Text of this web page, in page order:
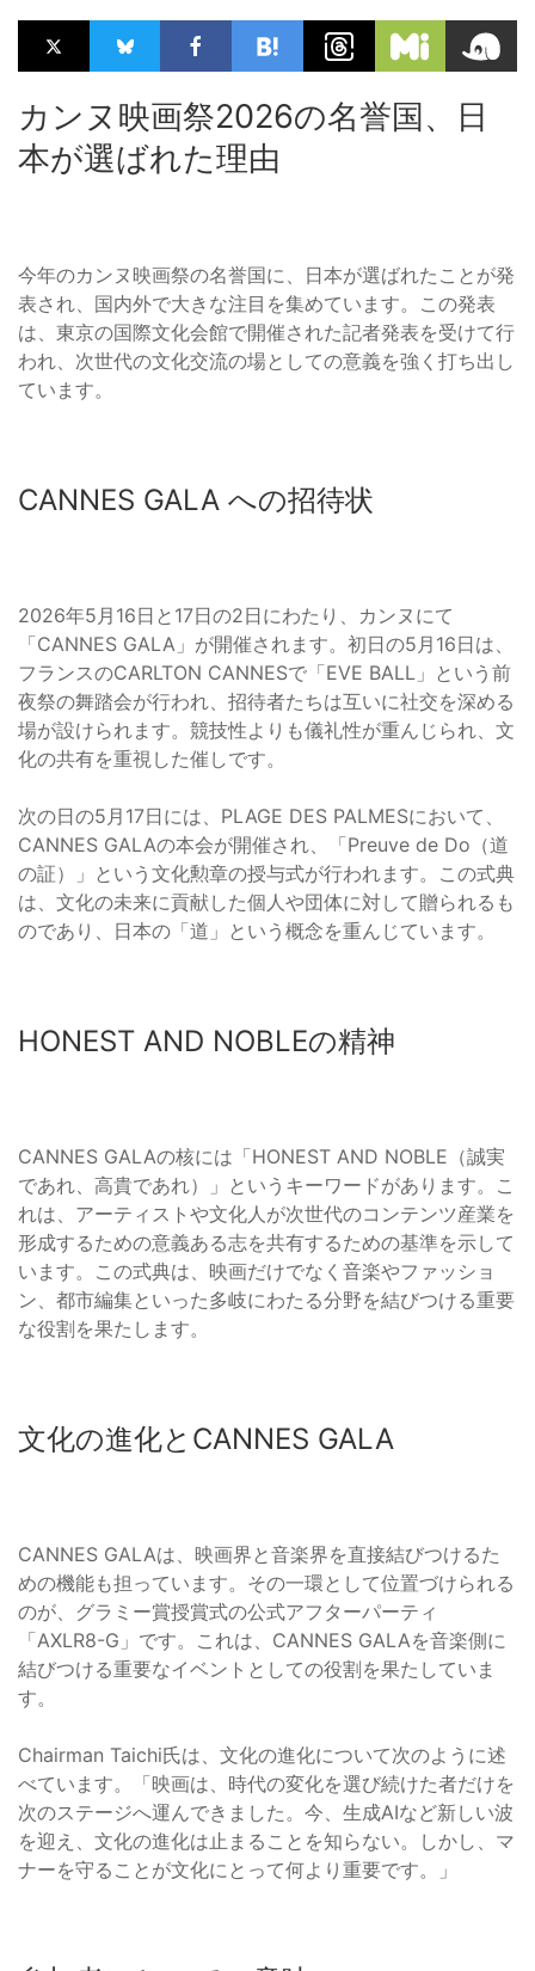
カンヌ映画祭2026の名誉国、日
本が選ばれた理由
今年のカンヌ映画祭の名誉国に、日本が選ばれたことが発
表され、国内外で大きな注目を集めています。この発表
は、東京の国際文化会館で開催された記者発表を受けて行
われ、次世代の文化交流の場としての意義を強く打ち出し
ています。
CANNES GALA への招待状
2026年5月16日と17日の2日にわたり、カンヌにて
「CANNES GALA」が開催されます。初日の5月16日は、
フランスのCARLTON CANNESで「EVE BALL」という前
夜祭の舞踏会が行われ、招待者たちは互いに社交を深める
場が設けられます。競技性よりも儀礼性が重んじられ、文
化の共有を重視した催しです。
次の日の5月17日には、PLAGE DES PALMESにおいて、
CANNES GALAの本会が開催され、「Preuve de Do（道
の証）」という文化勲章の授与式が行われます。この式典
は、文化の未来に貢献した個人や団体に対して贈られるも
のであり、日本の「道」という概念を重んじています。
HONEST AND NOBLEの精神
CANNES GALAの核には「HONEST AND NOBLE（誠実
であれ、高貴であれ）」というキーワードがあります。こ
れは、アーティストや文化人が次世代のコンテンツ産業を
形成するための意義ある志を共有するための基準を示して
います。この式典は、映画だけでなく音楽やファッショ
ン、都市編集といった多岐にわたる分野を結びつける重要
な役割を果たします。
文化の進化とCANNES GALA
CANNES GALAは、映画界と音楽界を直接結びつけるた
めの機能も担っています。その一環として位置づけられる
のが、グラミー賞授賞式の公式アフターパーティ
「AXLR8-G」です。これは、CANNES GALAを音楽側に
結びつける重要なイベントとしての役割を果たしていま
す。
Chairman Taichi氏は、文化の進化について次のように述
べています。「映画は、時代の変化を選び続けた者だけを
次のステージへ運んできました。今、生成AIなど新しい波
を迎え、文化の進化は止まることを知らない。しかし、マ
ナーを守ることが文化にとって何より重要です。」